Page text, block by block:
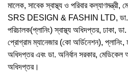
মালেক, সাবেক স্বাস্থ্য ও পরিবার
SRS DESIGN & FASHIN LTD, ডা.
পরিচালক(প্লানিং) স্বাস্থ্য অধিদপ্তর, ঢাকা,
প্রোগ্রাম ম্যানেজার (কো অর্ডিনেশন), প্লানিং,
অধিদপ্তর এবং ডা. অনির্বান সরকার, মেডিকেল
অধিদপ্তর।